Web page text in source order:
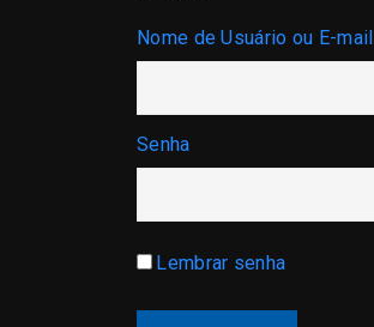
Nome de Usuário ou E-mail
Senha
Lembrar senha